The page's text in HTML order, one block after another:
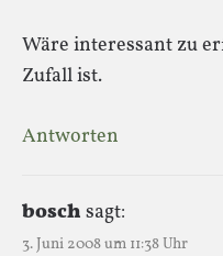
Wäre interessant zu
Zufall ist.
Antworten
bosch sagt:
3. Juni 2008 um 11:38 Uhr